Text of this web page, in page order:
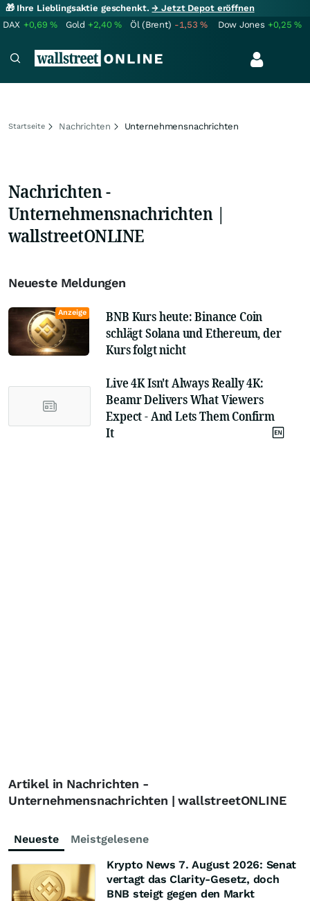
🎁 Ihre Lieblingsaktie geschenkt.→ Jetzt Depot eröffnen
DAX +0,69% Gold +2,40% Öl (Brent) -1,53% Dow Jones +0,25%
Startseite Nachrichten Unternehmensnachrichten
Nachrichten -
Unternehmensnachrichten |
wallstreetONLINE
Neueste Meldungen
Anzeige
BNB Kurs heute: Binance Coin
schlägt Solana und Ethereum, der
Kurs folgt nicht
Live 4K Isn't Always Really 4K:
Beamr Delivers What Viewers
Expect - And Lets Them Confirm
It
Artikel in Nachrichten -
Unternehmensnachrichten | wallstreetONLINE
Neueste
Meistgelesene
Krypto News 7. August 2026: Senat
vertagt das Clarity-Gesetz, doch
BNB steigt gegen den Markt